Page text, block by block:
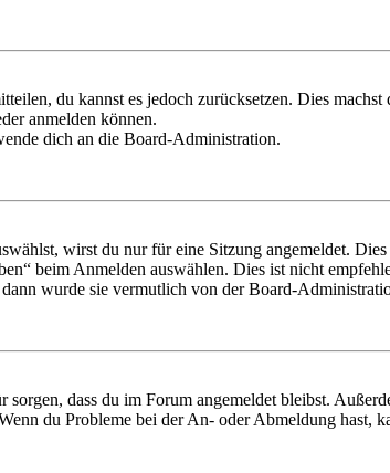
du kannst es jedoch zurücksetzen. Dies
anmelden können.
dich an die Board-Administration.
wirst du nur für eine Sitzung angemeldet.
beim Anmelden auswählen. Dies ist nicht
wurde sie vermutlich von der Board-
dass du im Forum angemeldet bleibst.
du Probleme bei der An- oder Abmeldung hast,